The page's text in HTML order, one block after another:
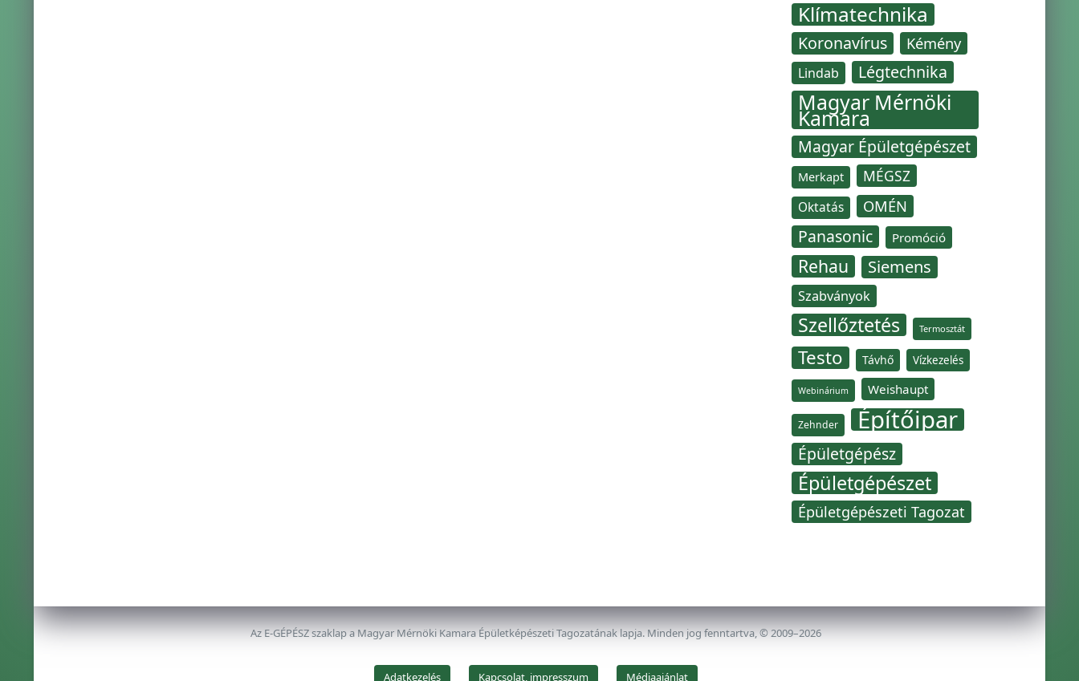
Klímatechnika
Koronavírus Kémény
Lindab Légtechnika
Magyar Mérnöki
Kamara
Magyar Épületgépészet
Merkapt MÉGSZ
Oktatás OMÉN
Panasonic Promóció
Rehau Siemens
Szabványok
Szellőztetés Termosztát
Testo Távhő Vízkezelés
Webinárium Weishaupt
Zehnder Építőipar
Épületgépész
Épületgépészet
Épületgépészeti Tagozat
Az E-GÉPÉSZ szaklap a Magyar Mérnöki Kamara Épületképészeti Tagozatának lapja. Minden jog fenntartva, © 2009–2026
Adatkezelés Kapcsolat, impresszum Médiaajánlat